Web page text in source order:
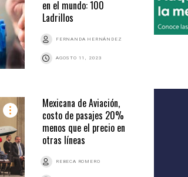
en el mundo: 100
Ladrillos
FERNANDA HERNÁNDEZ
AGOSTO 11, 2023
Mexicana de Aviación,
costo de pasajes 20%
menos que el precio en
otras líneas
REBECA ROMERO